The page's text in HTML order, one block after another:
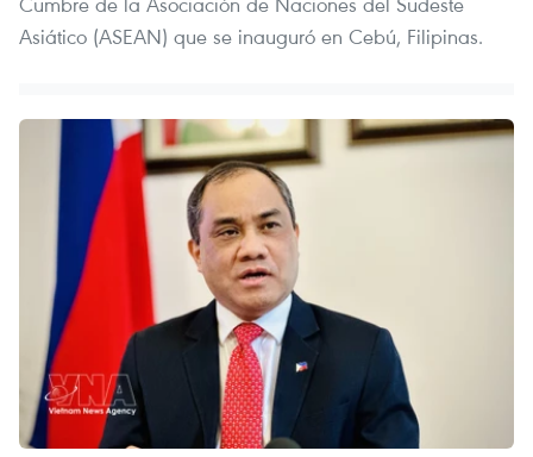
Asiático (ASEAN) que se inauguró en Cebú, Filipinas.